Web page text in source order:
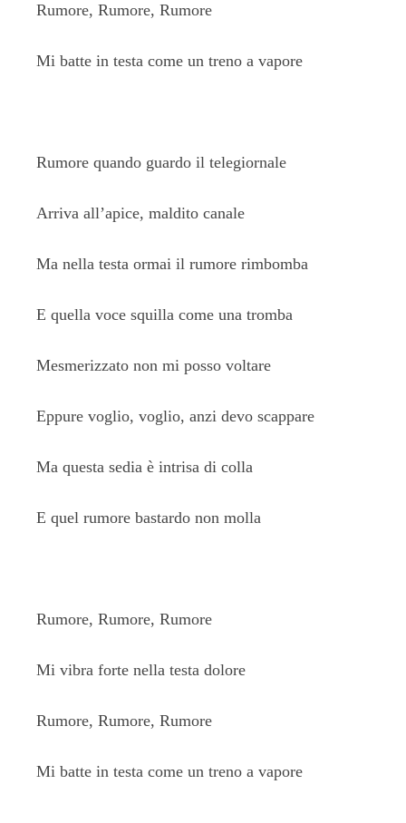
Rumore, Rumore, Rumore
Mi batte in testa come un treno a vapore
Rumore quando guardo il telegiornale
Arriva all’apice, maldito canale
Ma nella testa ormai il rumore rimbomba
E quella voce squilla come una tromba
Mesmerizzato non mi posso voltare
Eppure voglio, voglio, anzi devo scappare
Ma questa sedia è intrisa di colla
E quel rumore bastardo non molla
Rumore, Rumore, Rumore
Mi vibra forte nella testa dolore
Rumore, Rumore, Rumore
Mi batte in testa come un treno a vapore